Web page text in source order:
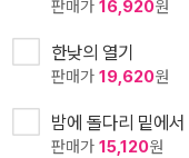
판매가 16,920원
한낮의 열기
판매가 19,620원
밤에 돌다리 밑에서
판매가 15,120원